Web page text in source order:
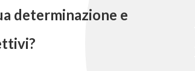
determinazione e